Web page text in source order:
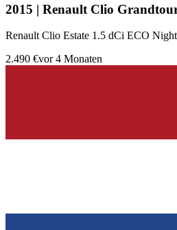
2015 | Renault Clio
Renault Clio Estate 1.5 dCi ECO
2.490 €vor 4 Monaten